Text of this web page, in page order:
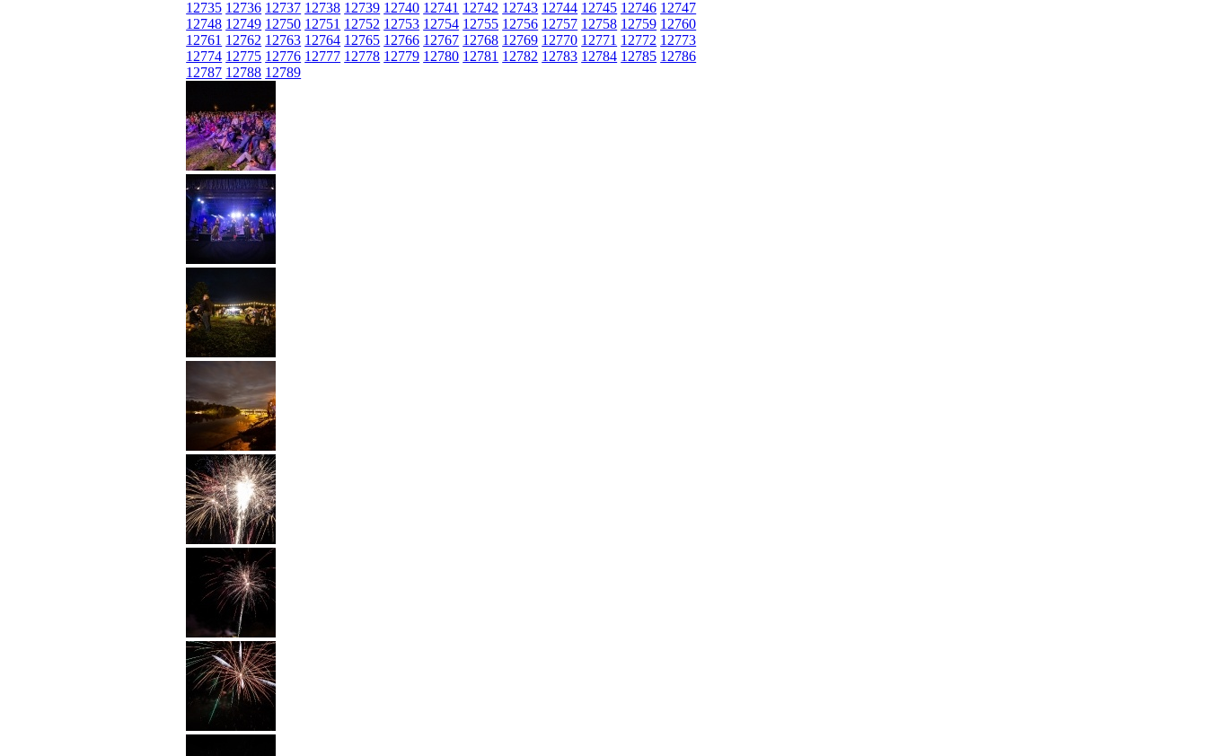
12735 12736 12737 12738 12739 12740 12741 12742 12743 12744 12745 12746 12747
12748 12749 12750 12751 12752 12753 12754 12755 12756 12757 12758 12759 12760
12761 12762 12763 12764 12765 12766 12767 12768 12769 12770 12771 12772 12773
12774 12775 12776 12777 12778 12779 12780 12781 12782 12783 12784 12785 12786
12787 12788 12789